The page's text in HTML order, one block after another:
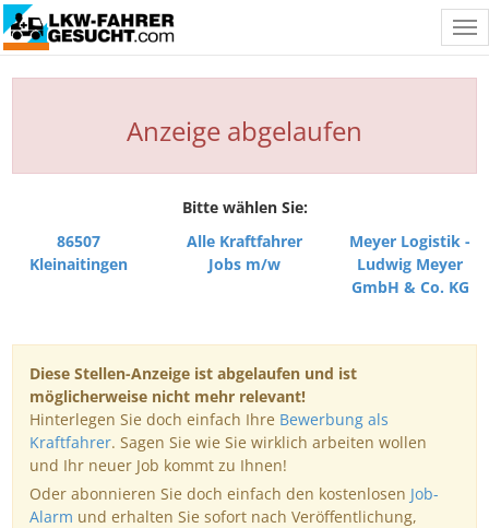
Anzeige abgelaufen
Bitte wählen Sie:
86507
Kleinaitingen
Alle Kraftfahrer
Jobs m/w
Meyer Logistik -
Ludwig Meyer
GmbH & Co. KG
Diese Stellen-Anzeige ist abgelaufen und ist
möglicherweise nicht mehr relevant!
Hinterlegen Sie doch einfach Ihre Bewerbung als
Kraftfahrer. Sagen Sie wie Sie wirklich arbeiten wollen
und Ihr neuer Job kommt zu Ihnen!
Oder abonnieren Sie doch einfach den kostenlosen Job-
Alarm und erhalten Sie sofort nach Veröffentlichung,